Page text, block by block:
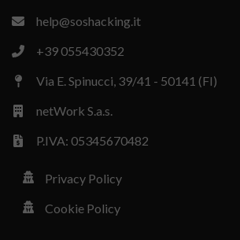
help@soshacking.it
+39 055430352
Via E. Spinucci, 39/41 - 50141 (FI)
netWork S.a.s.
P.IVA: 05345670482
Privacy Policy
Cookie Policy